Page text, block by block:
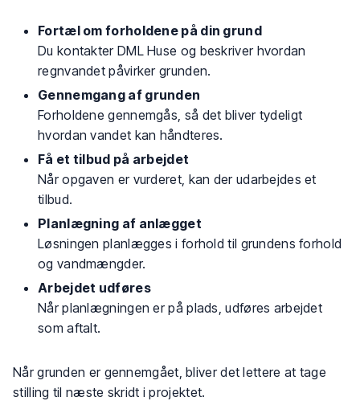
Fortæl om forholdene på din grund
Du kontakter DML Huse og beskriver hvordan
regnvandet påvirker grunden.
Gennemgang af grunden
Forholdene gennemgås, så det bliver tydeligt
hvordan vandet kan håndteres.
Få et tilbud på arbejdet
Når opgaven er vurderet, kan der udarbejdes et
tilbud.
Planlægning af anlægget
Løsningen planlægges i forhold til grundens forhold
og vandmængder.
Arbejdet udføres
Når planlægningen er på plads, udføres arbejdet
som aftalt.
Når grunden er gennemgået, bliver det lettere at tage
stilling til næste skridt i projektet.